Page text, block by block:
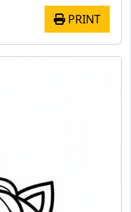
PRINT